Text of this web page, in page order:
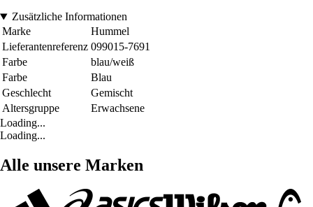
Zusätzliche Informationen
Marke
Hummel
Lieferantenreferenz 099015-7691
Farbe
blau/weiß
Farbe
Blau
Geschlecht
Gemischt
Altersgruppe
Erwachsene
Loading...
Loading...
Alle unsere Marken